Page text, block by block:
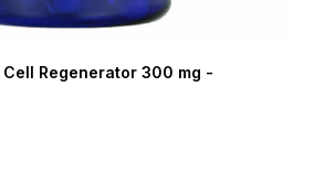
Cell Regenerator 300 mg -